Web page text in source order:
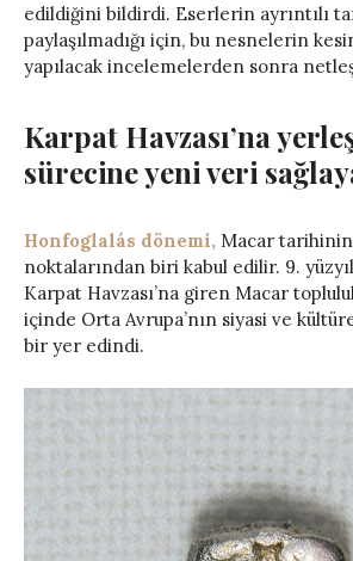
edildiğini bildirdi. Eserlerin ayrıntılı
paylaşılmadığı için, bu nesnelerin
yapılacak incelemelerden sonra
Karpat Havzası’na
sürecine yeni veri
Honfoglalás dönemi, Macar
noktalarından biri kabul edilir. 9.
Karpat Havzası’na giren Macar
içinde Orta Avrupa’nın siyasi ve
bir yer edindi.